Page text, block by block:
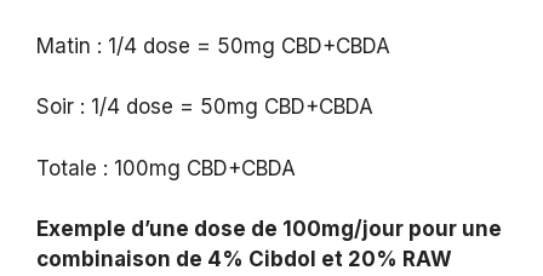
Matin : 1/4 dose = 50mg CBD+CBDA
Soir : 1/4 dose = 50mg CBD+CBDA
Totale : 100mg CBD+CBDA
Exemple d’une dose de 100mg/jour pour une
combinaison de 4% Cibdol et 20% RAW